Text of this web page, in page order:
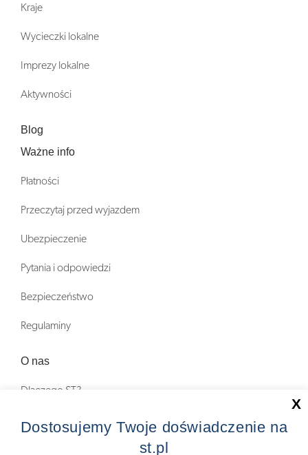
Kraje
Wycieczki lokalne
Imprezy lokalne
Aktywności
Blog
Ważne info
Płatności
Przeczytaj przed wyjazdem
Ubezpieczenie
Pytania i odpowiedzi
Bezpieczeństwo
Regulaminy
O nas
Dlaczego ST?
Zostań Pilotem wycieczek!
Dostosujemy Twoje doświadczenie na
st.pl
X